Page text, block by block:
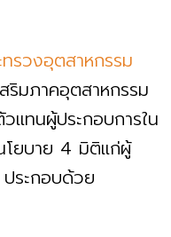
ทรวงอุตสาหกรรม
ริมภาคอุตสาหกรรม
แทนผู้ประกอบการใน
โยบาย 4 มิติแก่ผู้
ประกอบด้วย